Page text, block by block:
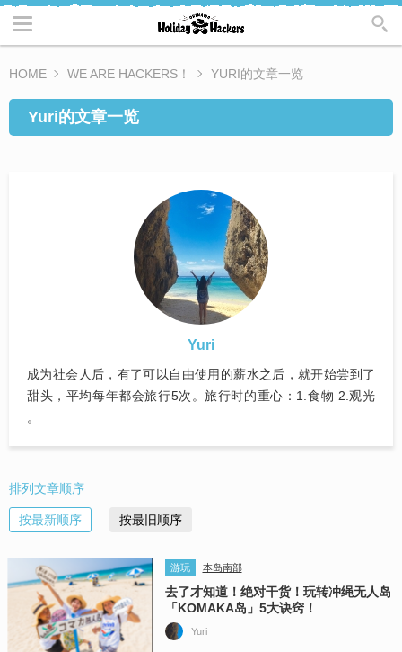
HOME WE ARE HACKERS！ YURI的文章一览
Yuri的文章一览
Yuri
成为社会人后，有了可以自由使用的薪水之后，就开始尝到了
甜头，平均每年都会旅行5次。旅行时的重心：1.食物 2.观光
。
排列文章顺序
按最新顺序 按最旧顺序
游玩 本岛南部
去了才知道！绝对干货！玩转冲绳无人岛
「KOMAKA岛」5大诀窍！
Yuri